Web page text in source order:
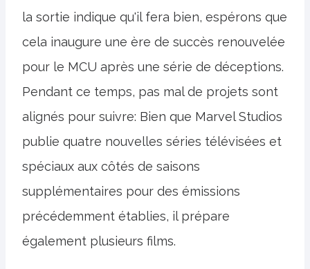
la sortie indique qu'il fera bien, espérons que
cela inaugure une ère de succès renouvelée
pour le MCU après une série de déceptions.
Pendant ce temps, pas mal de projets sont
alignés pour suivre: Bien que Marvel Studios
publie quatre nouvelles séries télévisées et
spéciaux aux côtés de saisons
supplémentaires pour des émissions
précédemment établies, il prépare
également plusieurs films.